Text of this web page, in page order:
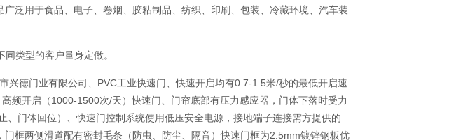
泛用于食品、电子、卷烟、胶粘制品、纺织、印刷、包装、冷藏环境、汽车装
类型的客户量身定做。
兴德门业有限公司、PVC工业快速门、快速开启均有0.7-1.5米/秒的最低开启速
频开启（1000-1500次/天）快速门、门帘底部有压力感应器，门体下落时受力
、门体回位）、快速门控制系统使用低压安全电源，接地端子连接需方提供的
框两侧滑道配有密封毛条（防虫、防尘、隔音）快速门框为2.5mm镀锌钢板优